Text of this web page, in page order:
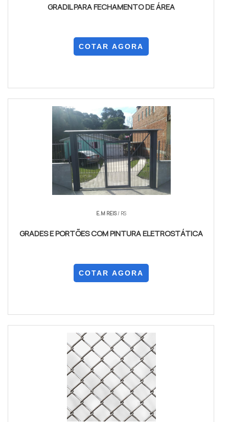
GRADIL PARA FECHAMENTO DE ÁREA
COTAR AGORA
E.M REIS/ RS
GRADES E PORTÕES COM PINTURA ELETROSTÁTICA
COTAR AGORA